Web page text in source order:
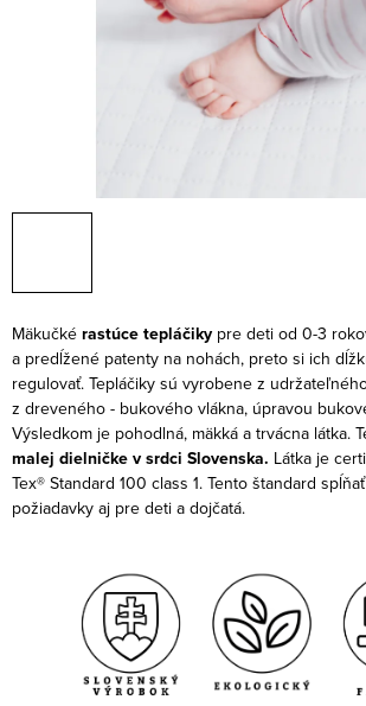
Mäkučké rastúce tepláčiky pre deti od 0-3
a predĺžené patenty na nohách, preto si ich
regulovať. Tepláčiky sú vyrobene z
z dreveného - bukového vlákna, úpravou
Výsledkom je pohodlná, mäkká a trvácna látka.
malej dielničke v srdci Slovenska. Látka je
Tex® Standard 100 class 1. Tento štandard
požiadavky aj pre deti a dojčatá.